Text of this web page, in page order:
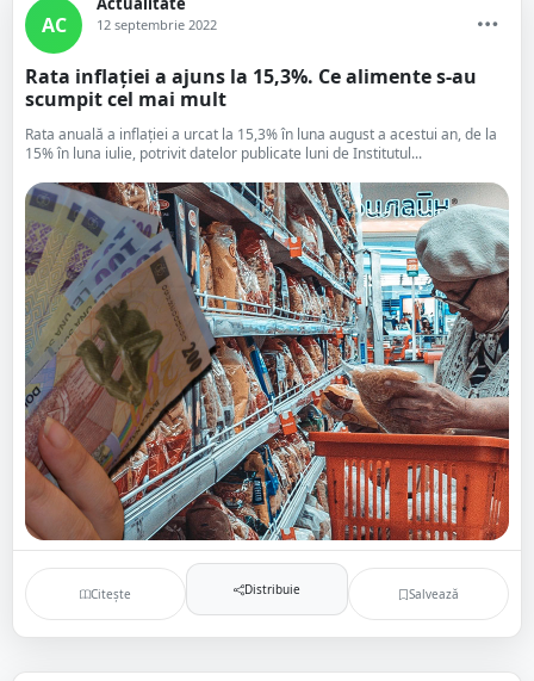
AC 12 septembrie 2022
Rata inflației a ajuns la 15,3%. Ce alimente s-au
scumpit cel mai mult
Rata anuală a inflaţiei a urcat la 15,3% în luna august a acestui an, de la
15% în luna iulie, potrivit datelor publicate luni de Institutul...
Citește Distribuie Salvează